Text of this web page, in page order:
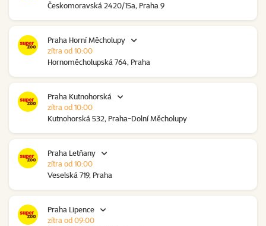
Českomoravská 2420/15a, Praha 9
Praha Horní Měcholupy
Hornoměcholupská 764, Praha
zítra od 10:00
Praha Kutnohorská
Kutnohorská 532, Praha-Dolní Měcholupy
zítra od 10:00
Praha Letňany
Veselská 719, Praha
zítra od 10:00
Praha Lipence
zítra od 09:00